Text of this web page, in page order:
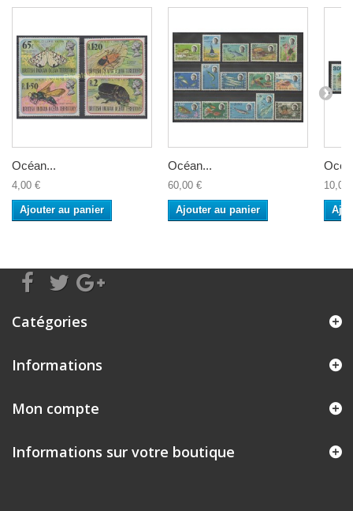
Océan...
4,00 €
Ajouter au panier
Océan...
60,00 €
Ajouter au panier
10,00
Catégories
Informations
Mon compte
Informations sur votre boutique